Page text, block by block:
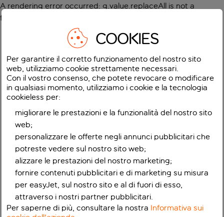
A rendering error occurred: g.value.replaceAll is not a
function
COOKIES
Per garantire il corretto funzionamento del nostro sito
web, utilizziamo cookie strettamente necessari.
Con il vostro consenso, che potete revocare o modificare
in qualsiasi momento, utilizziamo i cookie e la tecnologia
cookieless per:
migliorare le prestazioni e la funzionalità del nostro sito
web;
personalizzare le offerte negli annunci pubblicitari che
potreste vedere sul nostro sito web;
alizzare le prestazioni del nostro marketing;
fornire contenuti pubblicitari e di marketing su misura
per easyJet, sul nostro sito e al di fuori di esso,
attraverso i nostri partner pubblicitari.
Per saperne di più, consultare la nostra Informativa sui